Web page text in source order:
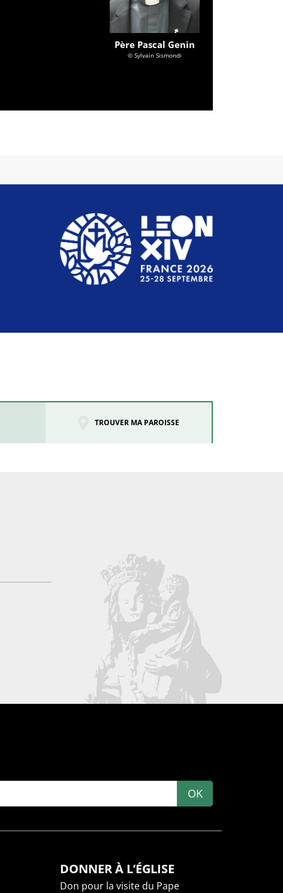
Père Pascal Genin
© Sylvain Sismondi
TROUVER MA PAROISSE
OK
DONNER À L’ÉGLISE
Don pour la visite du Pape